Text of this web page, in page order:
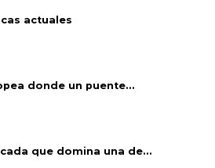
actuales
donde un puente...
que domina una de...